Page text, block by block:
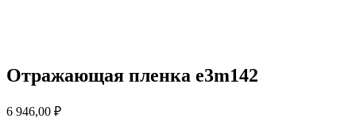
Отражающая пленка e3m142
6 946,00 ₽